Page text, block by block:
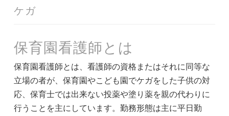
ス
ッ
プ
ケガ
保育園看護師とは
保育園看護師とは、看護師の資格またはそれに同等な
立場の者が、保育園やこども園でケガをした子供の対
応、保育士では出来ない投薬や塗り薬を親の代わりに
行うことを主にしています。勤務形態は主に平日勤